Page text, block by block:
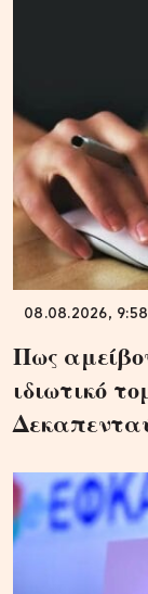
08.08.2026, 9:58
Πως
ιδιωτικό